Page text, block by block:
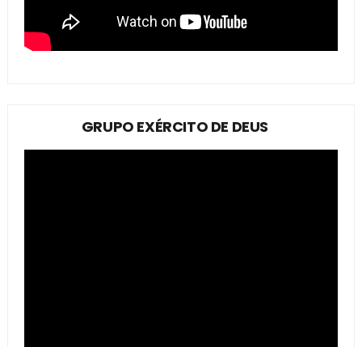
GRUPO EXÉRCITO DE DEUS